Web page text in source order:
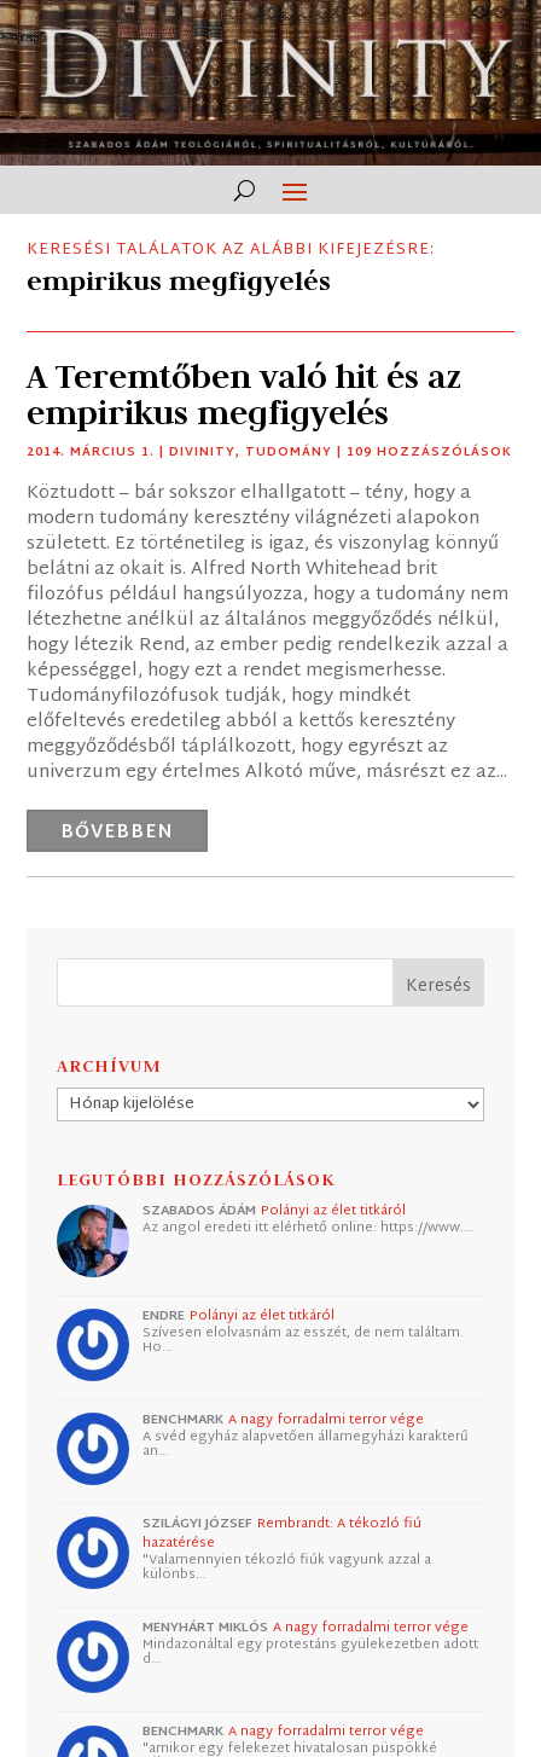
KERESÉSI TALÁLATOK AZ ALÁBBI KIFEJEZÉSRE:
empirikus megfigyelés
A Teremtőben való hit és az
empirikus megfigyelés
2014. MÁRCIUS 1. |DIVINITY, TUDOMÁNY | 109 HOZZÁSZÓLÁSOK
Köztudott – bár sokszor elhallgatott – tény, hogy a
modern tudomány keresztény világnézeti alapokon
született. Ez történetileg is igaz, és viszonylag könnyű
belátni az okait is. Alfred North Whitehead brit
filozófus például hangsúlyozza, hogy a tudomány nem
létezhetne anélkül az általános meggyőződés nélkül,
hogy létezik Rend, az ember pedig rendelkezik azzal a
képességgel, hogy ezt a rendet megismerhesse.
Tudományfilozófusok tudják, hogy mindkét
előfeltevés eredetileg abból a kettős keresztény
meggyőződésből táplálkozott, hogy egyrészt az
univerzum egy értelmes Alkotó műve, másrészt ez az...
BŐVEBBEN
ARCHÍVUM
Archívum
LEGUTÓBBI HOZZÁSZÓLÁSOK
SZABADOS ÁDÁM Polányi az élet titkáról
Az angol eredeti itt elérhető online: https://www.…
ENDRE Polányi az élet titkáról
Szívesen elolvasnám az esszét, de nem találtam.
Ho…
BENCHMARK A nagy forradalmi terror vége
A svéd egyház alapvetően államegyházi karakterű
an…
SZILÁGYI JÓZSEF Rembrandt: A tékozló fiú
hazatérése
"Valamennyien tékozló fiúk vagyunk azzal a
különbs…
MENYHÁRT MIKLÓS A nagy forradalmi terror vége
Mindazonáltal egy protestáns gyülekezetben adott
d…
BENCHMARK A nagy forradalmi terror vége
"amikor egy felekezet hivatalosan püspökké